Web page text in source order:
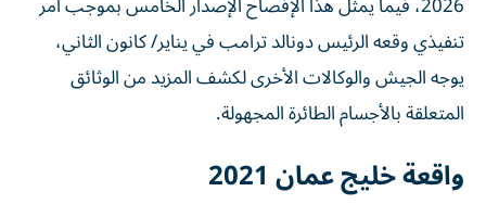
تنفيذي وقعه الرئيس دونالد ترامب في يناير/ كانون الثاني،
يوجه الجيش والوكالات الأخرى لكشف المزيد من الوثائق
المتعلقة بالأجسام الطائرة المجهولة.
واقعة خليج عمان 2021